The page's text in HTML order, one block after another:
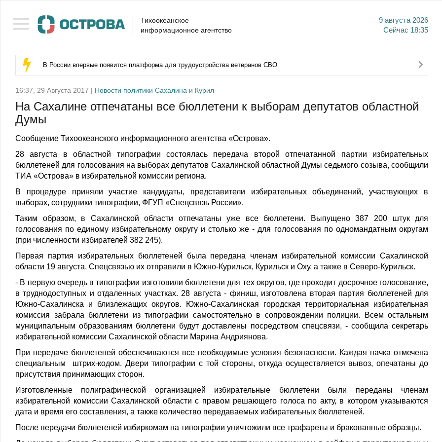
Тихоокеанское
информационное агентство
9 августа 2026
Сейчас 18:35
В России впервые появится платформа для трудоустройства ветеранов СВО
16:37, 29 Августа 2017 | Новости политики Сахалина и Курил
На Сахалине отпечатаны все бюллетени к выборам депутатов областной
Думы
Сообщение Тихоокеанского информационного агентства «Острова».
28 августа в областной типографии состоялась передача второй отпечатанной партии избирательных
бюллетеней для голосования на выборах депутатов Сахалинской областной Думы седьмого созыва, сообщили
ТИА «Острова» в избирательной комиссии региона.
В процедуре приняли участие кандидаты, представители избирательных объединений, участвующих в
выборах, сотрудники типографии, ФГУП «Спецсвязь России».
Таким образом, в Сахалинской области отпечатаны уже все бюллетени. Выпущено 387 200 штук для
голосования по единому избирательному округу и столько же - для голосования по одномандатным округам
(при численности избирателей 382 245).
Первая партия избирательных бюллетеней была передана членам избирательной комиссии Сахалинской
области 19 августа. Спецсвязью их отправили в Южно-Курильск, Курильск и Оху, а также в Северо-Курильск.
- В первую очередь в типографии изготовили бюллетени для тех округов, где проходит досрочное голосование,
в труднодоступных и отдаленных участках. 28 августа - финиш, изготовлена вторая партия бюллетеней для
Южно-Сахалинска и близлежащих округов. Южно-Сахалинская городская территориальная избирательная
комиссия забрала бюллетени из типографии самостоятельно в сопровождении полиции. Всем остальным
муниципальным образованиям бюллетени будут доставлены посредством спецсвязи, - сообщила секретарь
избирательной комиссии Сахалинской области Марина Андриянова.
При передаче бюллетеней обеспечиваются все необходимые условия безопасности. Каждая пачка отмечена
специальным штрих-кодом. Двери типографии с той стороны, откуда осуществляется вывоз, опечатаны до
присутствия принимающих сторон.
Изготовленные полиграфической организацией избирательные бюллетени были переданы членам
избирательной комиссии Сахалинской области с правом решающего голоса по акту, в котором указываются
дата и время его составления, а также количество передаваемых избирательных бюллетеней.
После передачи бюллетеней избиркомам на типографии уничтожили все трафареты и бракованные образцы.